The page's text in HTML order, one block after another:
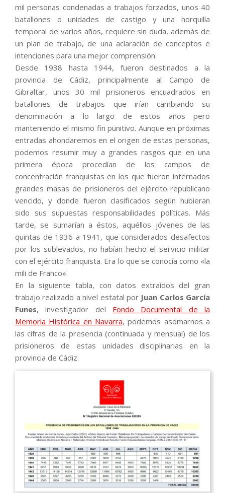
mil personas condenadas a trabajos forzados, unos 40
batallones o unidades de castigo y una horquilla
temporal de varios años, requiere sin duda, además de
un plan de trabajo, de una aclaración de conceptos e
intenciones para una mejor comprensión.
Desde 1938 hasta 1944, fueron destinados a la
provincia de Cádiz, principalmente al Campo de
Gibraltar, unos 30 mil prisioneros encuadrados en
batallones de trabajos que irían cambiando su
denominación a lo largo de estos años pero
manteniendo el mismo fin punitivo. Aunque en próximas
entradas ahondaremos en el origen de estas personas,
podemos resumir muy a grandes rasgos que en una
primera época procedían de los campos de
concentración franquistas en los que fueron internados
grandes masas de prisioneros del ejército republicano
vencido, y donde fueron clasificados según hubieran
sido sus supuestas responsabilidades políticas. Más
tarde, se sumarían a éstos, aquéllos jóvenes de las
quintas de 1936 a 1941, que considerados desafectos
por los sublevados, no habían hecho el servicio militar
con el ejército franquista. Era lo que se conocía como «la
mili de Franco».
En la siguiente tabla, con datos extraídos del gran
trabajo realizado a nivel estatal por Juan Carlos García
Funes, investigador del Fondo Documental de la
Memoria Histórica en Navarra, podemos asomarnos a
las cifras de la presencia (continuada y mensual) de los
prisioneros de estas unidades disciplinarias en la
provincia de Cádiz.